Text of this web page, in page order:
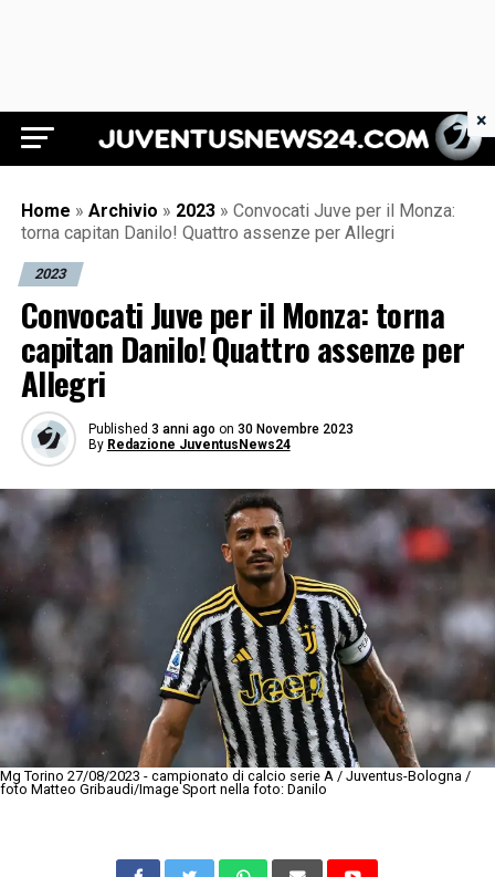
Juventus News 24
Home » Archivio » 2023 » Convocati Juve per il Monza:
torna capitan Danilo! Quattro assenze per Allegri
2023
Convocati Juve per il Monza: torna
capitan Danilo! Quattro assenze per
Allegri
Published 3 anni ago on 30 Novembre 2023
By Redazione JuventusNews24
Mg Torino 27/08/2023 - campionato di calcio serie A / Juventus-Bologna /
foto Matteo Gribaudi/Image Sport nella foto: Danilo
×